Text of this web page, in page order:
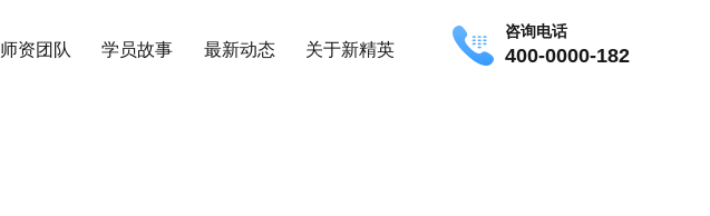
师资团队 学员故事 最新动态 关于新精英
咨询电话
400-0000-182